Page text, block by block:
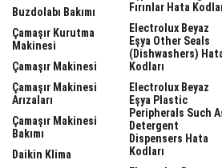
Buzdolabı Bakımı
Çamaşır Kurutma
Makinesi
Çamaşır Makinesi
Çamaşır Makinesi
Arızaları
Çamaşır Makinesi
Bakımı
Daikin Klima
Fırınlar Hata
Electrolux Beyaz
Eşya Other Seals
(dishwashers)
Kodları
Electrolux Beyaz
Eşya Plastic
Peripherals Such
Detergent
Dispensers Hata
Kodları